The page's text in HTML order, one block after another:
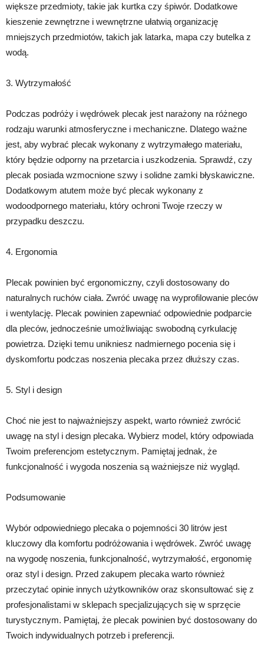
większe przedmioty, takie jak kurtka czy śpiwór. Dodatkowe
kieszenie zewnętrzne i wewnętrzne ułatwią organizację
mniejszych przedmiotów, takich jak latarka, mapa czy butelka z
wodą.
3. Wytrzymałość
Podczas podróży i wędrówek plecak jest narażony na różnego
rodzaju warunki atmosferyczne i mechaniczne. Dlatego ważne
jest, aby wybrać plecak wykonany z wytrzymałego materiału,
który będzie odporny na przetarcia i uszkodzenia. Sprawdź, czy
plecak posiada wzmocnione szwy i solidne zamki błyskawiczne.
Dodatkowym atutem może być plecak wykonany z
wodoodpornego materiału, który ochroni Twoje rzeczy w
przypadku deszczu.
4. Ergonomia
Plecak powinien być ergonomiczny, czyli dostosowany do
naturalnych ruchów ciała. Zwróć uwagę na wyprofilowanie pleców
i wentylację. Plecak powinien zapewniać odpowiednie podparcie
dla pleców, jednocześnie umożliwiając swobodną cyrkulację
powietrza. Dzięki temu unikniesz nadmiernego pocenia się i
dyskomfortu podczas noszenia plecaka przez dłuższy czas.
5. Styl i design
Choć nie jest to najważniejszy aspekt, warto również zwrócić
uwagę na styl i design plecaka. Wybierz model, który odpowiada
Twoim preferencjom estetycznym. Pamiętaj jednak, że
funkcjonalność i wygoda noszenia są ważniejsze niż wygląd.
Podsumowanie
Wybór odpowiedniego plecaka o pojemności 30 litrów jest
kluczowy dla komfortu podróżowania i wędrówek. Zwróć uwagę
na wygodę noszenia, funkcjonalność, wytrzymałość, ergonomię
oraz styl i design. Przed zakupem plecaka warto również
przeczytać opinie innych użytkowników oraz skonsultować się z
profesjonalistami w sklepach specjalizujących się w sprzęcie
turystycznym. Pamiętaj, że plecak powinien być dostosowany do
Twoich indywidualnych potrzeb i preferencji.